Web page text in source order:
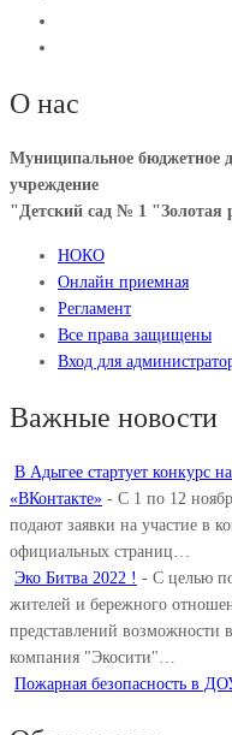
О нас
Муниципальное бюджетное
учреждение
"Детский сад № 1 "Золотая
НОКО
Онлайн приемная
Регламент
Все права защищены
Вход для
Важные новости
В Адыгее стартует конкурс
«ВКонтакте» - С 1 по 12
подают заявки на участие в
официальных страниц…
Эко Битва 2022 ! - С целью
жителей и бережного
представлений возможности
компания "Экосити"…
Пожарная безопасность в